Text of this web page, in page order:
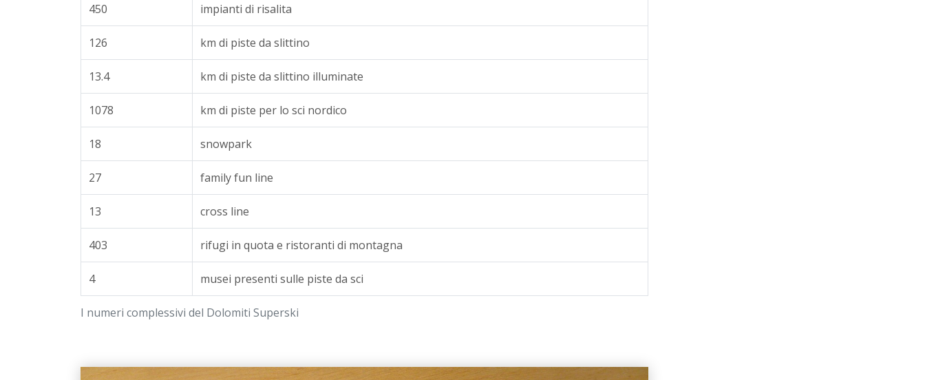
I numeri complessivi del Dolomiti Superski
450 impianti di risalita
126 km di piste da slittino
13.4 km di piste da slittino illuminate
1078 km di piste per lo sci nordico
18 snowpark
27 family fun line
13 cross line
403 rifugi in quota e ristoranti di montagna
4 musei presenti sulle piste da sci